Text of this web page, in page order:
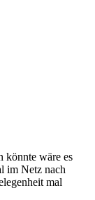
könnte wäre es
im Netz nach
mal